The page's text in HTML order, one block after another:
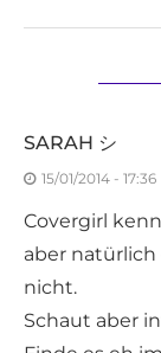
SARAH シ
15/01/2014 - 17:36
Covergirl
aber natürlich
nicht.
Schaut aber